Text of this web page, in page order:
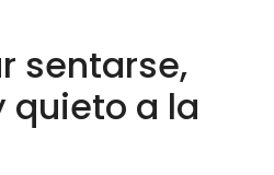
sentarse,
quieto a la